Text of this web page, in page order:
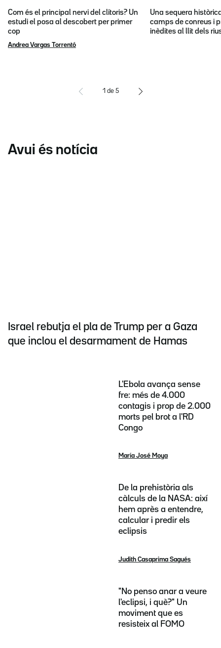
Com és el principal nervi del clítoris? Un
estudi el posa al descobert per primer
cop
Andrea Vargas Torrentó
Una sequera
camps de conreus i
inèdites al llit dels
1 de 5
Avui és notícia
Israel rebutja el pla de Trump per a Gaza
que inclou el desarmament de Hamas
L'Ebola avança sense
fre: més de 4.000
contagis i prop de 2.000
morts pel brot a l'RD
Congo
María José Moya
De la prehistòria als
càlculs de la NASA: així
hem après a entendre,
calcular i predir els
eclipsis
Judith Casaprima Sagués
"No penso anar a veure
l'eclipsi, i què?" Un
moviment que es
resisteix al FOMO